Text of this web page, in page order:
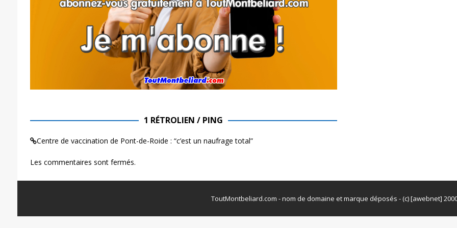
1 RÉTROLIEN / PING
Centre de vaccination de Pont-de-Roide : “c’est un naufrage total”
Les commentaires sont fermés.
ToutMontbeliard.com - nom de domaine et marque déposés - (c) [awebnet]